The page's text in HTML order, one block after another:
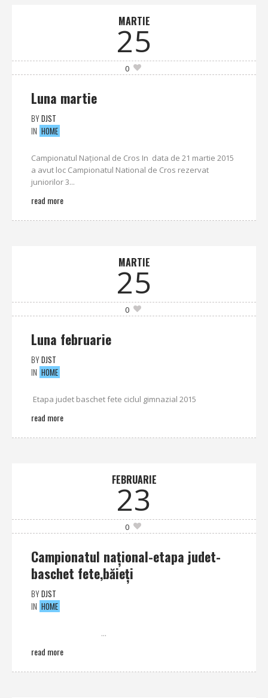
MARTIE
25
0
Luna martie
BYDJST
IN HOME
Campionatul Naţional de Cros In data de 21 martie 2015
a avut loc Campionatul National de Cros rezervat
juniorilor 3...
read more
MARTIE
25
0
Luna februarie
BYDJST
IN HOME
Etapa judet baschet fete ciclul gimnazial 2015
read more
FEBRUARIE
23
0
Campionatul naţional-etapa judet-
baschet fete,băieţi
BYDJST
IN HOME
...
read more